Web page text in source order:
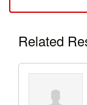
Related